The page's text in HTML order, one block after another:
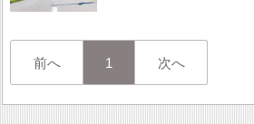
前へ 1 次へ